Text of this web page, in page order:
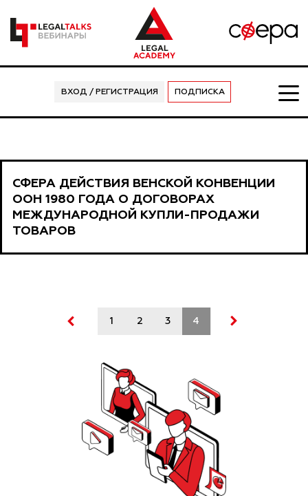
ВХОД / РЕГИСТРАЦИЯ ПОДПИСКА
СФЕРА ДЕЙСТВИЯ ВЕНСКОЙ КОНВЕНЦИИ
ООН 1980 ГОДА О ДОГОВОРАХ
МЕЖДУНАРОДНОЙ КУПЛИ-ПРОДАЖИ
ТОВАРОВ
1 2 3 4